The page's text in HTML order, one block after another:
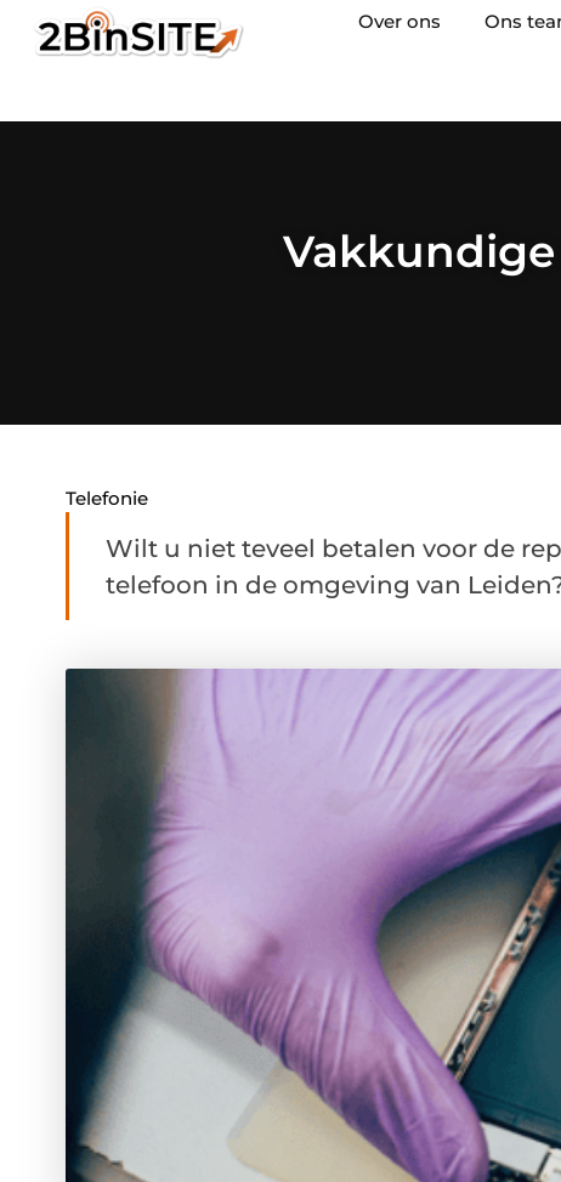
Over ons Ons
Telefonie
Wilt u niet teveel betalen voor de
telefoon in de omgeving van